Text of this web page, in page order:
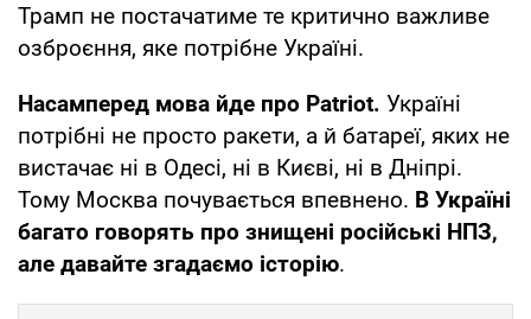
Трамп не постачатиме те критично важливе
озброєння, яке потрібне Україні.
Насамперед мова йде про Patriot. Україні
потрібні не просто ракети, а й батареї, яких не
вистачає ні в Одесі, ні в Києві, ні в Дніпрі.
Тому Москва почувається впевнено. В Україні
багато говорять про знищені російські НПЗ,
але давайте згадаємо історію.